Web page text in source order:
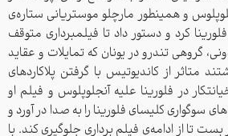
و همینطور مارچلو موستریانی ستاره‌ی
کرد و دستور داد تا فیلمبرداری متوقف
گروهی تندرو در یونان که تمایلات و عقاید
متاثر از کاندیوتیس با گرفتن پلاکاردهای
در فلورینا علیه آنجلوپلوس و فیلم او
سوگواری کلیسای فلورینا را به صدا در آورد و
تا از ادامه‌ی فیلم برداری جلوگیری کند. با